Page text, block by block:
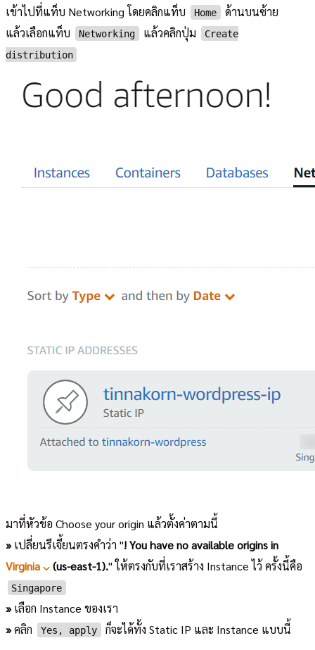
เข้าไปที่แท็บ Networking โดยคลิกแท็บ Home
ด้านบนซ้าย
แล้วเลือกแท็บ
Networking แล้วคลิกปุ่ม
Create
distribution
มาที่หัวข้อ Choose your origin แล้วตั้งค่าตามนี้
»เปลี่ยนรีเจี้ยนตรงคำว่า "! You have no available origins in
Virginia ⌵(us-east-1)." ให้ตรงกับที่เราสร้าง Instance ไว้ ครั้งนี้คือ
Singapore
»เลือก Instance ของเรา
»คลิก Yes, apply ก็จะได้ทั้ง Static IP และ Instance แบบนี้